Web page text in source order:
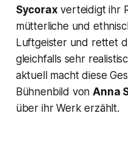
Sycorax verteidigt ihr
mütterliche und
Luftgeister und rettet
gleichfalls sehr
aktuell macht diese
Bühnenbild vonAnna
über ihr Werk erzählt.